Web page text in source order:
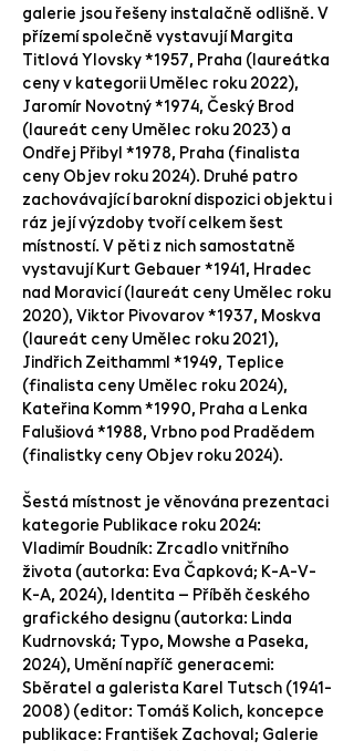
galerie jsou řešeny instalačně odlišně. V
přízemí společně vystavují Margita
Titlová Ylovsky*1957, Praha (laureátka
ceny v kategorii Umělec roku 2022),
Jaromír Novotný*1974, Český Brod
(laureát ceny Umělec roku 2023) a
Ondřej Přibyl *1978, Praha (finalista
ceny Objev roku 2024). Druhé patro
zachovávající barokní dispozici objektu i
ráz její výzdoby tvoří celkem šest
místností. V pěti z nich samostatně
vystavují Kurt Gebauer*1941, Hradec
nad Moravicí (laureát ceny Umělec roku
2020), Viktor Pivovarov*1937, Moskva
(laureát ceny Umělec roku 2021),
Jindřich Zeithamml *1949, Teplice
(finalista ceny Umělec roku 2024),
Kateřina Komm*1990, Praha a Lenka
Falušiová *1988, Vrbno pod Pradědem
(finalistky ceny Objev roku 2024).
Šestá místnost je věnována prezentaci
kategorie Publikace roku 2024:
Vladimír Boudník: Zrcadlo vnitřního
života (autorka: Eva Čapková; K-A-V-
K-A, 2024), Identita – Příběh českého
grafického designu (autorka: Linda
Kudrnovská; Typo, Mowshe a Paseka,
2024), Umění napříč generacemi:
Sběratel a galerista Karel Tutsch (1941-
2008) (editor: Tomáš Kolich, koncepce
publikace: František Zachoval; Galerie